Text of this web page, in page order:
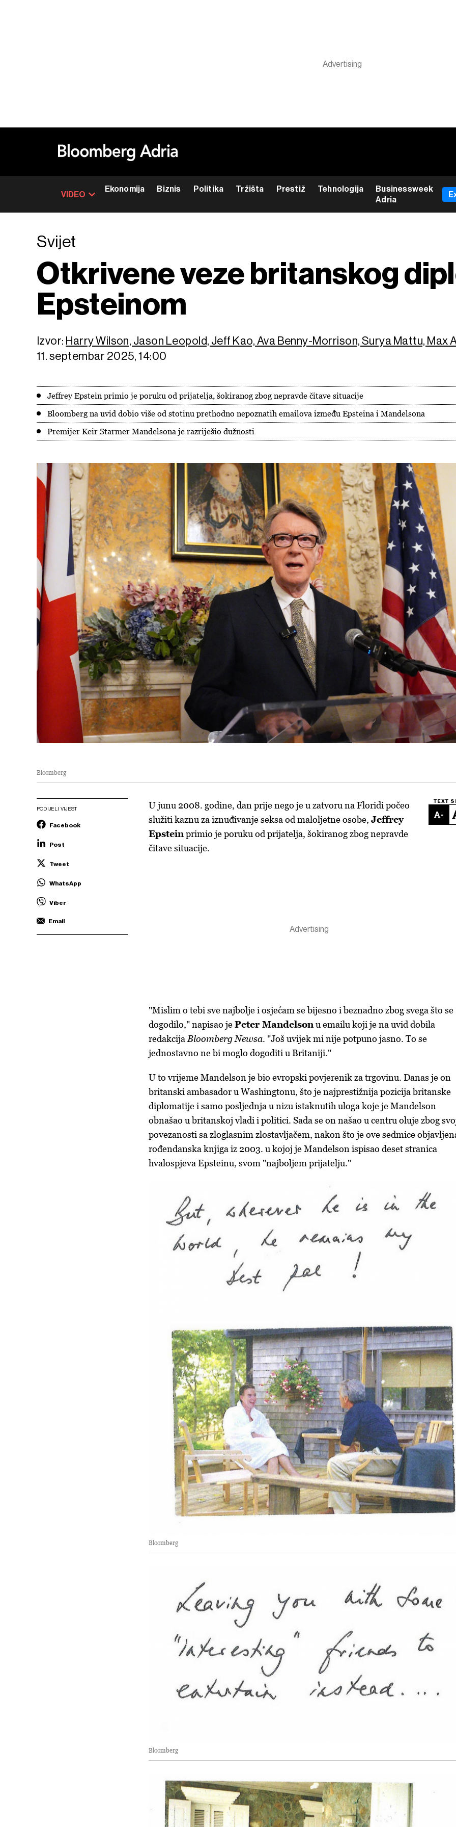
VIDEO
Ekonomija Biznis Politika Tržišta Prestiž Tehnologija
Businessweek
Adria
Svijet
Otkrivene veze britanskog
Epsteinom
Izvor: Harry Wilson, Jason Leopold, Jeff Kao, Ava Benny-Morrison, Surya Mattu,
11. septembar 2025, 14:00
Jeffrey Epstein primio je poruku od prijatelja, šokiranog zbog nepravde čitave situacije
Bloomberg na uvid dobio više od stotinu prethodno nepoznatih emailova između Epsteina i Mandelsona
Premijer Keir Starmer Mandelsona je razriješio dužnosti
Bloomberg
PODIJELI VIJEST
Facebook
Post
Tweet
WhatsApp
Viber
Email
TEXT
-
U junu 2008. godine, dan prije nego je u zatvoru na Floridi počeo
služiti kaznu za iznuđivanje seksa od maloljetne osobe, Jeffrey
Epsteinprimio je poruku od prijatelja, šokiranog zbog nepravde
čitave situacije.
"Mislim o tebi sve najbolje i osjećam se bijesno i beznadno zbog svega što se
dogodilo," napisao jePeter Mandelsonu emailu koji je na uvid dobila
redakcija Bloomberg Newsa. "Još uvijek mi nije potpuno jasno. To se
jednostavno ne bi moglo dogoditi u Britaniji."
U to vrijeme Mandelson je bio evropski povjerenik za trgovinu. Danas je on
britanski ambasador u Washingtonu, što je najprestižnija pozicija britanske
diplomatije i samo posljednja u nizu istaknutih uloga koje je Mandelson
obnašao u britanskoj vladi i politici. Sada se on našao u centru oluje zbog
povezanosti sa zloglasnim zlostavljačem, nakon što je ove sedmice
rođendanska knjiga iz 2003. u kojoj je Mandelson ispisao deset stranica
hvalospjeva Epsteinu, svom "najboljem prijatelju."
Bloomberg
Bloomberg